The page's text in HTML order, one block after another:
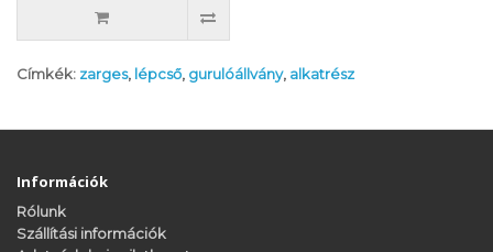
Címkék: zarges, lépcső, gurulóállvány, alkatrész
Információk
Rólunk
Szállítási információk